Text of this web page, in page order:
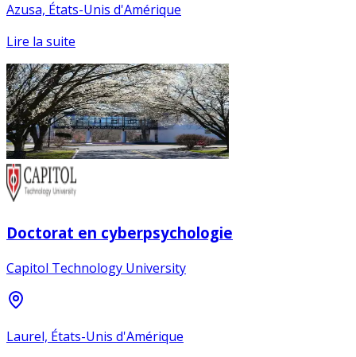
Azusa, États-Unis d'Amérique
Lire la suite
Doctorat en cyberpsychologie
Capitol Technology University
Laurel, États-Unis d'Amérique